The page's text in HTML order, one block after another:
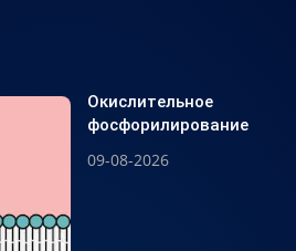
Окислительное
фосфорилирование
09-08-2026